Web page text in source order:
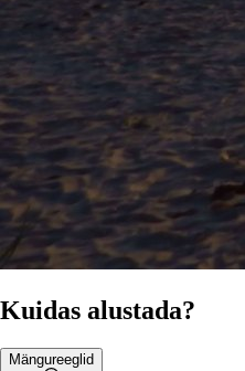
Kuidas alustada?
Mängureeglid